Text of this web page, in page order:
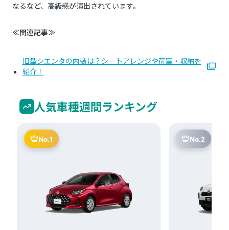
なるなど、高級感が演出されています。
≪関連記事≫
旧型シエンタの内装は？シートアレンジや荷室・収納を
紹介！